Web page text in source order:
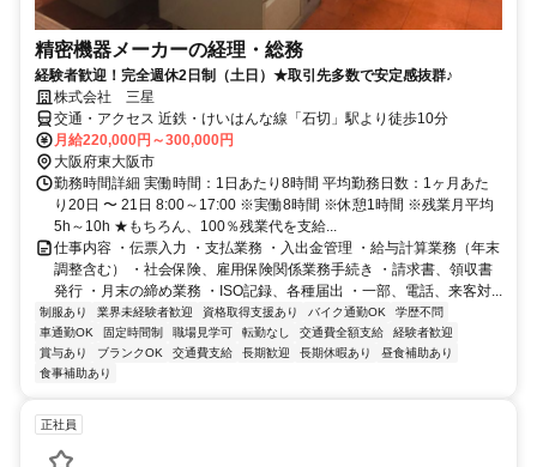
精密機器メーカーの経理・総務
経験者歓迎！完全週休2日制（土日）★取引先多数で安定感抜群♪
株式会社 三星
交通・アクセス 近鉄・けいはんな線「石切」駅より徒歩10分
月給220,000円～300,000円
大阪府東大阪市
勤務時間詳細 実働時間：1日あたり8時間 平均勤務日数：1ヶ月あた
り20日 〜 21日 8:00～17:00 ※実働8時間 ※休憩1時間 ※残業月平均
5h～10h ★もちろん、100％残業代を支給...
仕事内容 ・伝票入力 ・支払業務 ・入出金管理 ・給与計算業務（年末
調整含む） ・社会保険、雇用保険関係業務手続き ・請求書、領収書
発行 ・月末の締め業務 ・ISO記録、各種届出 ・一部、電話、来客対...
制服あり 業界未経験者歓迎 資格取得支援あり バイク通勤OK
学歴不問
車通勤OK
固定時間制 職場見学可 転勤なし 交通費全額支給
経験者歓迎
賞与あり
ブランクOK 交通費支給 長期歓迎 長期休暇あり
昼食補助あり
食事補助あり
正社員